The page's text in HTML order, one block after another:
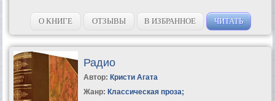
О КНИГЕ ОТЗЫВЫ В ИЗБРАННОЕ ЧИТАТЬ
Радио
Автор: Кристи Агата
Жанр: Классическая проза;